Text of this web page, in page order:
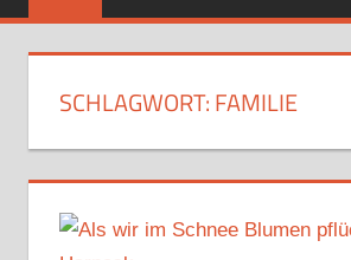
SCHLAGWORT:FAMILIE